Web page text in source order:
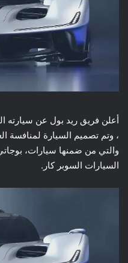
، وتم تصميم السيارة لمنافسة
السيارات السوبر كار.